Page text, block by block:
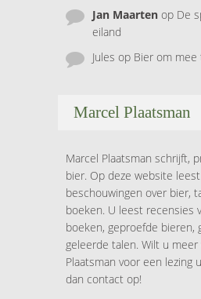
Jan Maarten op De
eiland
Jules op Bier om mee
Marcel Plaatsman
Marcel Plaatsman schrijft,
bier. Op deze website
beschouwingen over bier,
boeken. U leest recensies
boeken, geproefde bieren,
geleerde talen. Wilt u
Plaatsman voor een lezing
dan contact op!